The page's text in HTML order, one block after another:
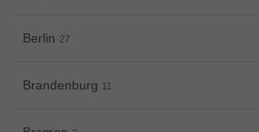
Berlin 27
Brandenburg 11